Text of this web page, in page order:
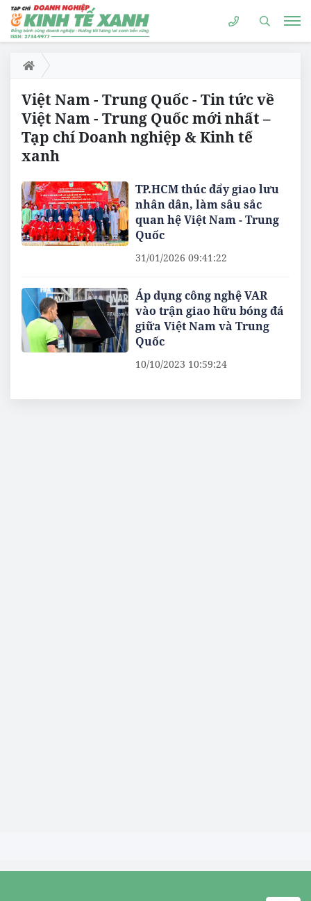
Việt Nam - Trung Quốc - Tin tức về
Việt Nam - Trung Quốc mới nhất –
Tạp chí Doanh nghiệp & Kinh tế
xanh
TP.HCM thúc đẩy giao lưu
nhân dân, làm sâu sắc
quan hệ Việt Nam - Trung
Quốc
31/01/2026 09:41:22
Áp dụng công nghệ VAR
vào trận giao hữu bóng đá
giữa Việt Nam và Trung
Quốc
10/10/2023 10:59:24